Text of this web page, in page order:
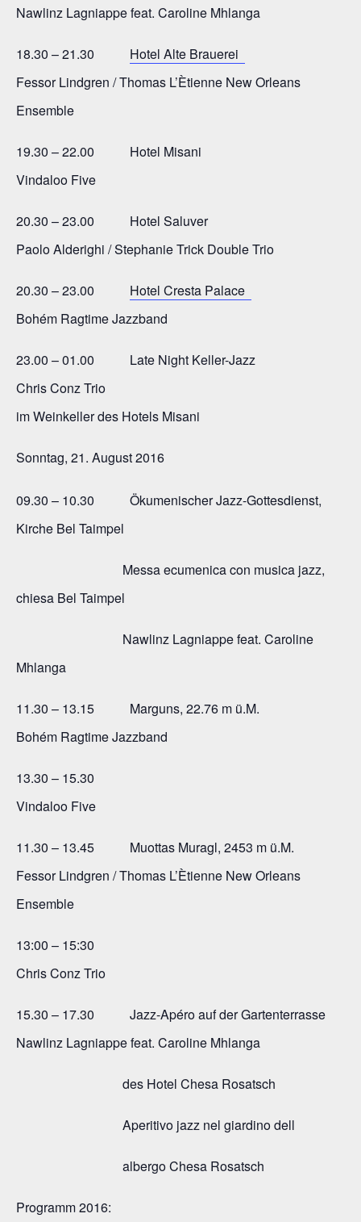
Nawlinz Lagniappe feat. Caroline Mhlanga
18.30 – 21.30 Hotel Alte Brauerei
Fessor Lindgren / Thomas L’Ètienne New Orleans
Ensemble
19.30 – 22.00 Hotel Misani
Vindaloo Five
20.30 – 23.00 Hotel Saluver
Paolo Alderighi / Stephanie Trick Double Trio
20.30 – 23.00 Hotel Cresta Palace
Bohém Ragtime Jazzband
23.00 – 01.00 Late Night Keller-Jazz
Chris Conz Trio
im Weinkeller des Hotels Misani
Sonntag, 21. August 2016
09.30 – 10.30 Ökumenischer Jazz-Gottesdienst,
Kirche Bel Taimpel
Messa ecumenica con musica jazz,
chiesa Bel Taimpel
Nawlinz Lagniappe feat. Caroline
Mhlanga
11.30 – 13.15 Marguns, 22.76 m ü.M.
Bohém Ragtime Jazzband
13.30 – 15.30
Vindaloo Five
11.30 – 13.45 Muottas Muragl, 2453 m ü.M.
Fessor Lindgren / Thomas L’Ètienne New Orleans
Ensemble
13:00 – 15:30
Chris Conz Trio
15.30 – 17.30 Jazz-Apéro auf der Gartenterrasse
Nawlinz Lagniappe feat. Caroline Mhlanga
des Hotel Chesa Rosatsch
Aperitivo jazz nel giardino dell
albergo Chesa Rosatsch
Programm 2016: